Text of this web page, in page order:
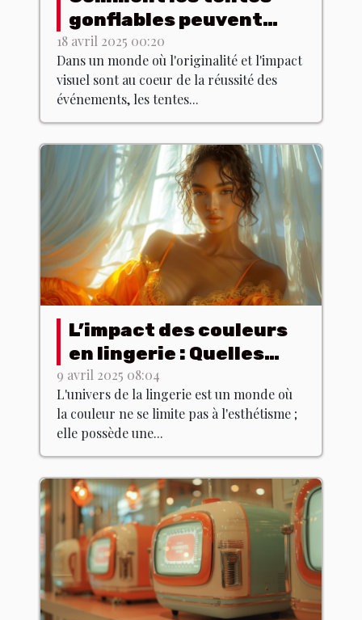
gonflables peuvent
dynamiser vos
événements
18 avril 2025 00:20
Dans un monde où l'originalité et l'impact
visuel sont au coeur de la réussité des
événements, les tentes...
L’impact des couleurs
en lingerie : Quelles
teintes choisir pour
quel effet ?
9 avril 2025 08:04
L'univers de la lingerie est un monde où
la couleur ne se limite pas à l'esthétisme ;
elle possède une...